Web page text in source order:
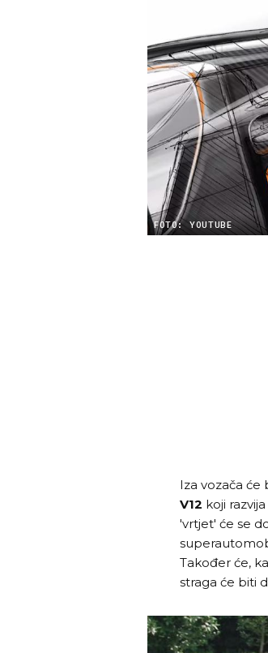
FOTO: YOUTUBE
Iza vozača
V12 koji
'vrtjet' će se
Također će,
straga će biti